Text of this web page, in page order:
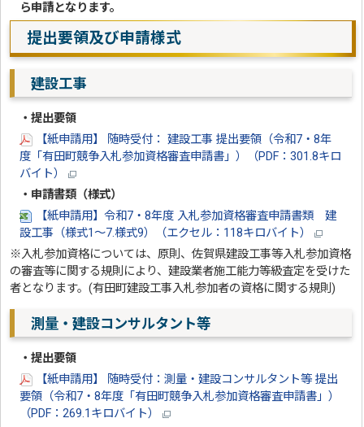
ら申請となります。
提出要領及び申請様式
建設工事
・提出要領
【紙申請用】 随時受付： 建設工事 提出要領（令和7・8年
度「有田町競争入札参加資格審査申請書」）（PDF：301.8キロ
バイト）
・申請書類（様式）
【紙申請用】令和7・8年度 入札参加資格審査申請書類 建
設工事（様式1～7.様式9）（エクセル：118キロバイト）
※入札参加資格については、原則、佐賀県建設工事等入札参加資格
の審査等に関する規則により、建設業者施工能力等級査定を受けた
者となります。(有田町建設工事入札参加者の資格に関する規則)
測量・建設コンサルタント等
・提出要領
【紙申請用】 随時受付：測量・建設コンサルタント等 提出
要領（令和7・8年度「有田町競争入札参加資格審査申請書」）
（PDF：269.1キロバイト）